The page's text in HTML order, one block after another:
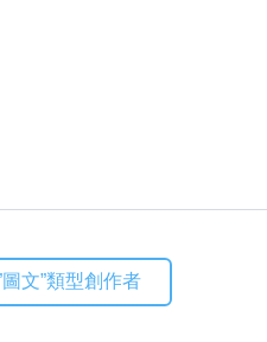
文”類型創作者